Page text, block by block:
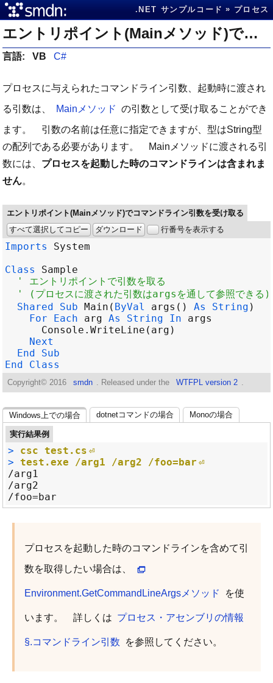
.NET サンプルコード プロセス
エントリポイント(Mainメソッド)でコマンドライン引数を受け取る
言語: VB C#
プロセスに与えられたコマンドライン引数、起動時に渡され
る引数は、
Mainメソッド の引数として受け取ることができ
ます。 引数の名前は任意に指定できますが、型はString型
の配列である必要があります。 Mainメソッドに渡される引
数には、 プロセスを起動した時のコマンドラインは含まれま
せん。
エントリポイント(Mainメソッド)でコマンドライン引数を受け取る
すべて選択してコピー
ダウンロード 行番号を表示する
Imports
System
Class
Sample
' エントリポイントで引数を取る
' (プロセスに渡された引数はargsを通して参照できる)
Shared
Sub Main ( ByVal args () As String
For
Each arg As String In
args
Console . WriteLine ( arg
Next
End
Sub
End
Class
Copyright© 2016 smdn . Released under the WTFPL version 2
Windows上での場合 dotnetコマンドの場合 Monoの場合
実行結果例
>
csc test.cs
> test.exe /arg1 /arg2 /foo=bar
/arg1
/arg2
プロセスを起動した時のコマンドラインを含めて引
数を取得したい場合は、
Environment.GetCommandLineArgsメソッド を使
います。 詳しくは プロセス・アセンブリの情報
§.コマンドライン引数 を参照してください。